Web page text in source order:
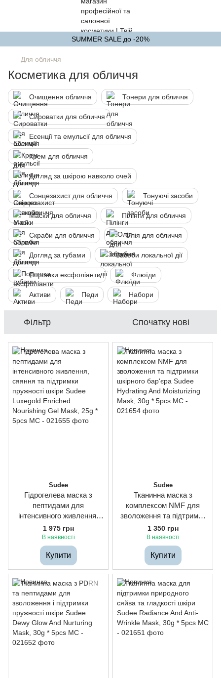
SUMMER SALE до -20%
Для обличчя
Косметика для обличчя
Очищення обличчя Тонери для обличчя
Сироватки для обличчя
Есенції та емульсії для обличчя
Крем для обличчя
Догляд за шкірою навколо очей
Сонцезахист для обличчя Тонуючі засоби
Маски для обличчя Пілінги для обличчя
Скраби для обличчя Олія для обличчя
Догляд за губами Засоби локальної дії
Порошки ексфоліанти Флюїди
Активи Педи Набори
Фільтр Спочатку нові
Sudee
Гідрогелева маска з
пептидами для
інтенсивного живлення,
сяяння та підтримки
пружності шкіри Sudee
Luxegold Enriched
Nourishing Gel Mask, 25g *
5pcs
1 975 грн
В наявності
Купити
Sudee
Тканинна маска з
комплексом NMF для
зволоження та підтримки
шкірного бар'єра Sudee
Hydrating And Moisturizing
Mask, 30g * 5pcs
1 350 грн
В наявності
Купити